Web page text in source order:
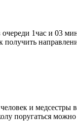
1час и 03
и медсестры
поругаться можно